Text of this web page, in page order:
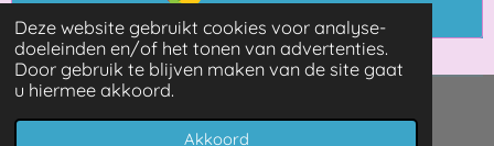
Deze website gebruikt cookies voor analyse-
doeleinden en/of het tonen van advertenties.
Door gebruik te blijven maken van de site gaat
u hiermee akkoord.
Akkoord